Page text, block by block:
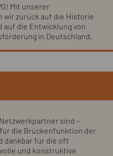
Mit unserer
zurück auf die Historie
auf die Entwicklung von
in Deutschland.
sind –
die Brückenfunktion der
dankbar für die oft
und konstruktive